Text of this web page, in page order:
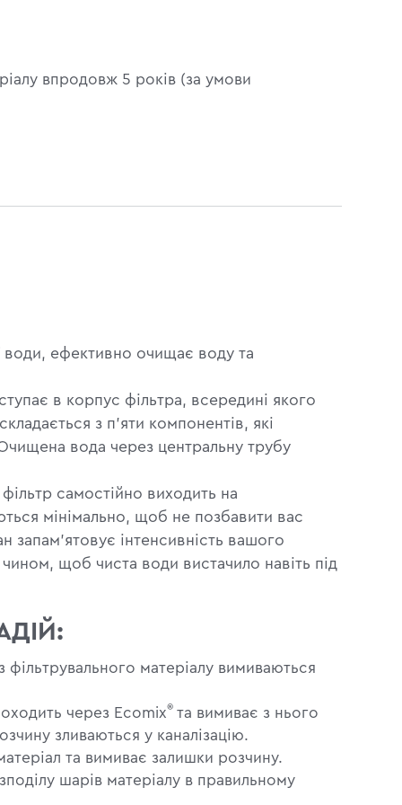
впродовж 5 років (за умови
води, ефективно очищає воду та
в корпус фільтра, всередині якого
з п'яти компонентів, які
вода через центральну трубу
самостійно виходить на
мінімально, щоб не позбавити вас
запам'ятовує інтенсивність вашого
щоб чиста води вистачило навіть під
матеріалу вимиваються
через Ecomix®та вимиває з нього
зливаються у каналізацію.
та вимиває залишки розчину.
шарів матеріалу в правильному